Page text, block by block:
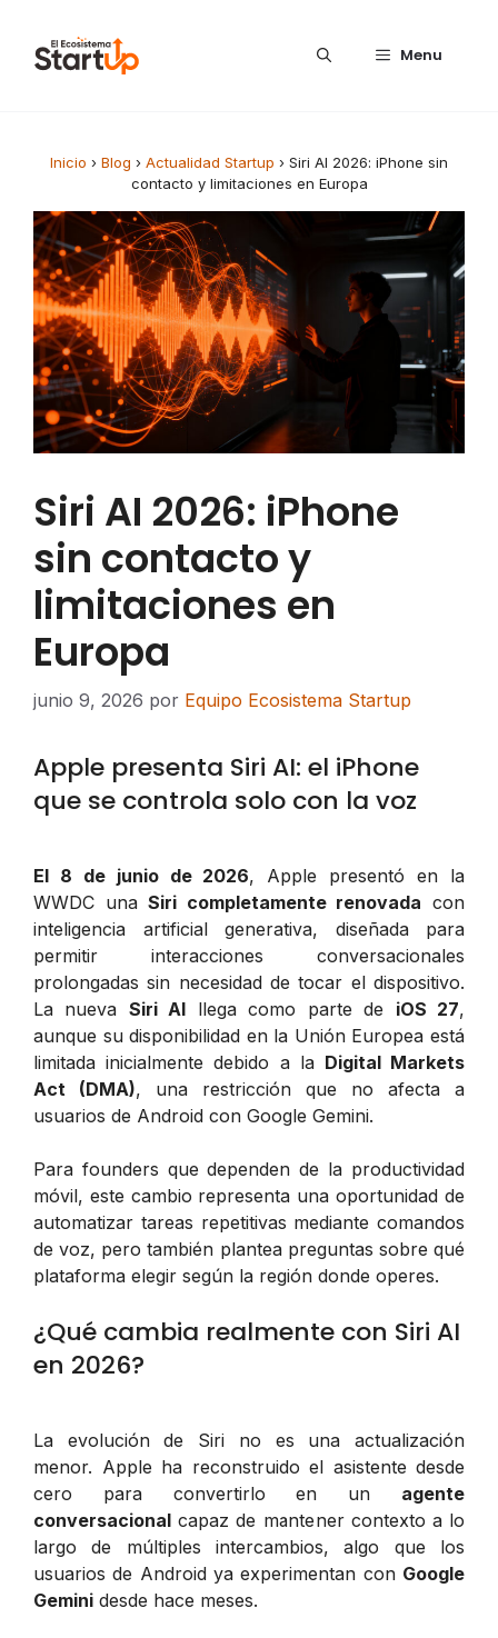
Menu
Inicio › Blog › Actualidad Startup › Siri AI 2026: iPhone sin
contacto y limitaciones en Europa
Siri AI 2026: iPhone
sin contacto y
limitaciones en
Europa
junio 9, 2026 por Equipo Ecosistema Startup
Apple presenta Siri AI: el iPhone
que se controla solo con la voz
El 8 de junio de 2026, Apple presentó en la
WWDC unaSiri completamente renovada con
inteligencia artificial generativa, diseñada para
permitir interacciones conversacionales
prolongadas sin necesidad de tocar el dispositivo.
La nueva Siri AI llega como parte de iOS 27,
aunque su disponibilidad en la Unión Europea está
limitada inicialmente debido a la Digital Markets
Act (DMA), una restricción que no afecta a
usuarios de Android con Google Gemini.
Para founders que dependen de la productividad
móvil, este cambio representa una oportunidad de
automatizar tareas repetitivas mediante comandos
de voz, pero también plantea preguntas sobre qué
plataforma elegir según la región donde operes.
¿Qué cambia realmente con Siri AI
en 2026?
La evolución de Siri no es una actualización
menor. Apple ha reconstruido el asistente desde
cero para convertirlo en un agente
conversacional capaz de mantener contexto a lo
largo de múltiples intercambios, algo que los
usuarios de Android ya experimentan con Google
Gemini desde hace meses.